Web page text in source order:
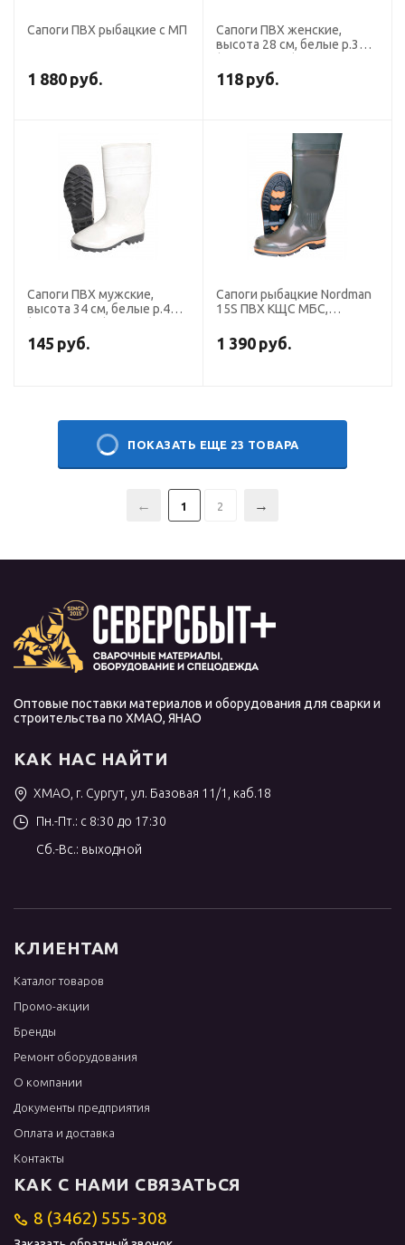
Сапоги ПВХ рыбацкие с МП
1 880 руб.
Сапоги ПВХ женские,
высота 28 см, белые р.36
118 руб.
Сапоги ПВХ мужские,
высота 34 см, белые р.45
145 руб.
Сапоги рыбацкие Nordman
15S ПВХ КЩС МБС,
(5-738-G02)
1 390 руб.
ПОКАЗАТЬ ЕЩЕ 23 ТОВАРА
1 2
Оптовые поставки материалов и оборудования для сварки и
строительства по ХМАО, ЯНАО
КАК НАС НАЙТИ
ХМАО, г. Сургут, ул. Базовая 11/1, каб.18
Пн.-Пт.: с 8:30 до 17:30
Сб.-Вс.: выходной
КЛИЕНТАМ
Каталог товаров
Промо-акции
Бренды
Ремонт оборудования
О компании
Документы предприятия
Оплата и доставка
Контакты
КАК С НАМИ СВЯЗАТЬСЯ
8 (3462) 555-308